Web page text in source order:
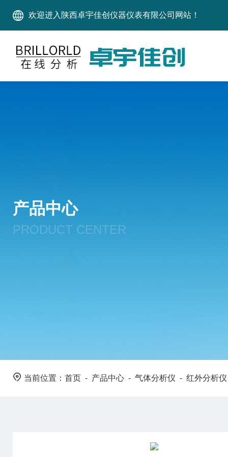
欢迎进入陕西卓宇佳创仪器仪表有限公司网站！
产品中心
PRODUCT CENTER
当前位置： 首页 - 产品中心 - 气体分析仪 - 红外分析仪